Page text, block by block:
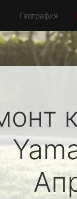
География